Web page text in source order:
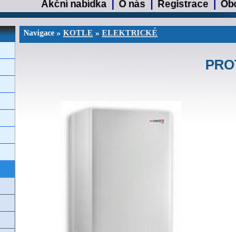
Akční nabídka O nás Registrace
Navigace » KOTLE » ELEKTRICKÉ